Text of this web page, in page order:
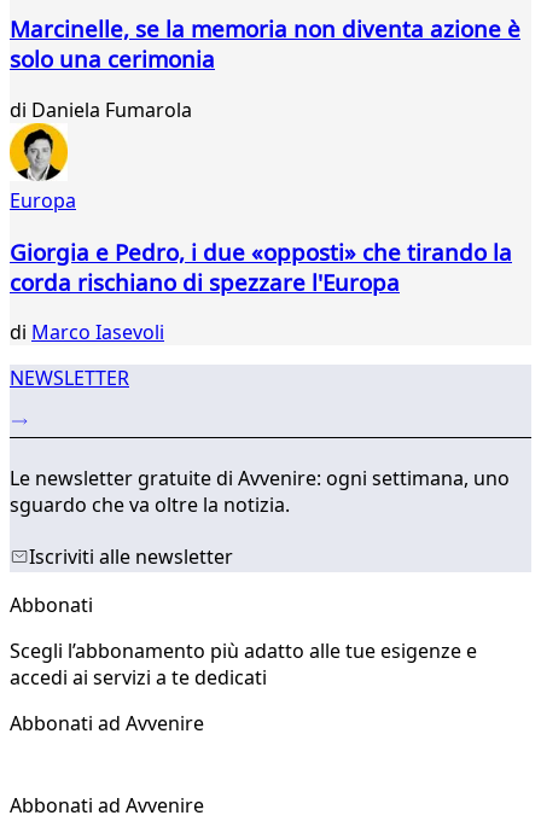
Marcinelle, se la memoria non diventa azione è
solo una cerimonia
di Daniela Fumarola
Europa
Giorgia e Pedro, i due «opposti» che tirando la
corda rischiano di spezzare l'Europa
di Marco Iasevoli
NEWSLETTER
Le newsletter gratuite di Avvenire: ogni settimana, uno
sguardo che va oltre la notizia.
Iscriviti alle newsletter
Abbonati
Scegli l’abbonamento più adatto alle tue esigenze e
accedi ai servizi a te dedicati
Abbonati ad Avvenire
Abbonati ad Avvenire